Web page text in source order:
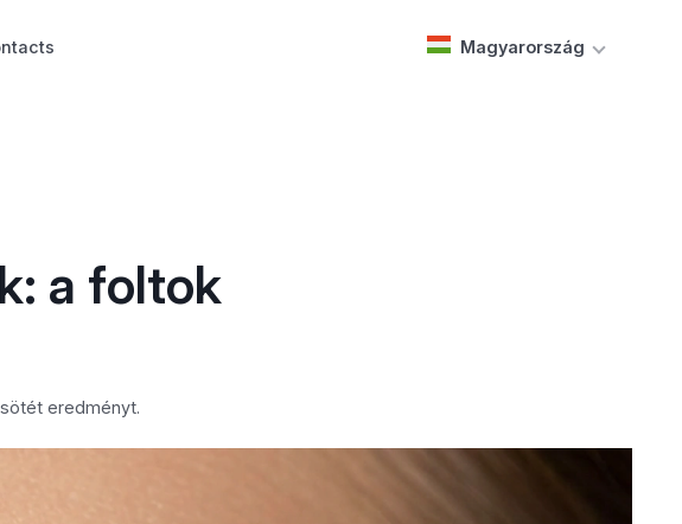
Magyarország
a foltok
eredményt.